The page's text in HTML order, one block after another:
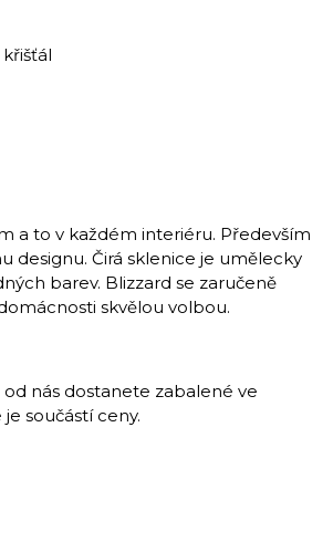
a to v každém interiéru. Především
designu. Čirá sklenice je umělecky
barev. Blizzard se zaručeně
skvělou volbou.
nás dostanete zabalené ve
součástí ceny.